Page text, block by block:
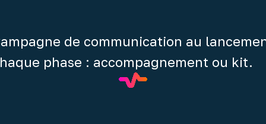
de communication au
phase : accompagnement ou kit.